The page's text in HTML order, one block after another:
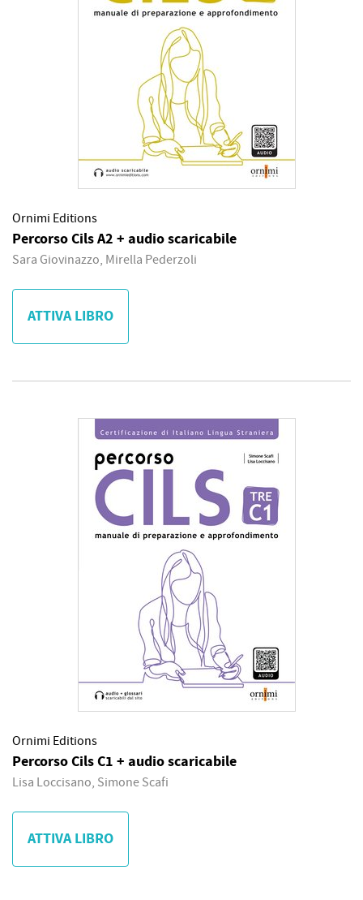
Ornimi Editions
Percorso Cils A2 + audio scaricabile
Sara Giovinazzo, Mirella Pederzoli
ATTIVA LIBRO
Ornimi Editions
Percorso Cils C1 + audio scaricabile
Lisa Loccisano, Simone Scafi
ATTIVA LIBRO